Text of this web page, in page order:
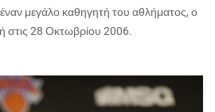
μεγάλο καθηγητή του αθλήματος, ο
στις 28 Οκτωβρίου 2006.